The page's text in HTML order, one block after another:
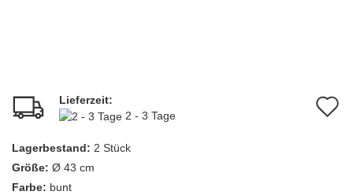
Lieferzeit:
2 - 3 Tage
Lagerbestand: 2 Stück
Größe: Ø 43 cm
Farbe: bunt